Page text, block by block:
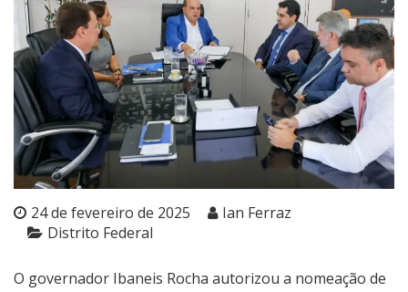
24 de fevereiro de 2025
Ian Ferraz
Distrito Federal
O governador Ibaneis Rocha autorizou a nomeação de